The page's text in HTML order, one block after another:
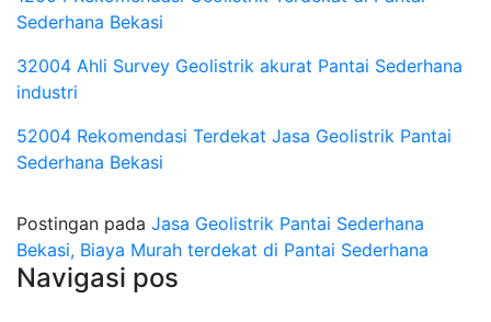
Sederhana Bekasi
32004 Ahli Survey Geolistrik akurat Pantai Sederhana
industri
52004 Rekomendasi Terdekat Jasa Geolistrik Pantai
Sederhana Bekasi
Postingan pada Jasa Geolistrik Pantai Sederhana
Bekasi, Biaya Murah terdekat di Pantai Sederhana
Navigasi pos